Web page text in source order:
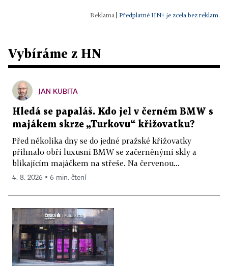
Předplatné HN+ je zcela bez reklam.
Vybíráme z HN
JAN KUBITA
Hledá se papaláš. Kdo jel v černém BMW s
majákem skrze „Turkovu“ křižovatku?
Před několika dny se do jedné pražské křižovatky
přihnalo obří luxusní BMW se začerněnými skly a
blikajícím majáčkem na střeše. Na červenou...
4. 8. 2026 ▪ 6 min. čtení